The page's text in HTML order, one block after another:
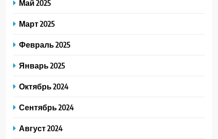
Май 2025
Март 2025
Февраль 2025
Январь 2025
Октябрь 2024
Сентябрь 2024
Август 2024